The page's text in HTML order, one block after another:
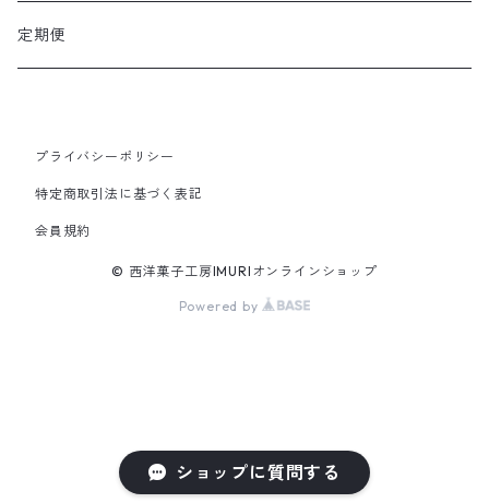
ショップに質問する
定期便
プライバシーポリシー
特定商取引法に基づく表記
会員規約
© 西洋菓子工房IMURIオンラインショップ
Powered by